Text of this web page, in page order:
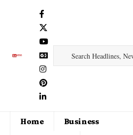
Home
Business